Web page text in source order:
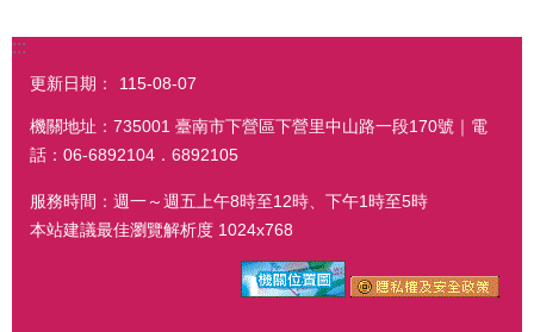
:::
更新日期： 115-08-07
機關地址：735001 臺南市下營區下營里中山路一段170號｜電
話：06-6892104．6892105
服務時間：週一～週五上午8時至12時、下午1時至5時
本站建議最佳瀏覽解析度 1024x768